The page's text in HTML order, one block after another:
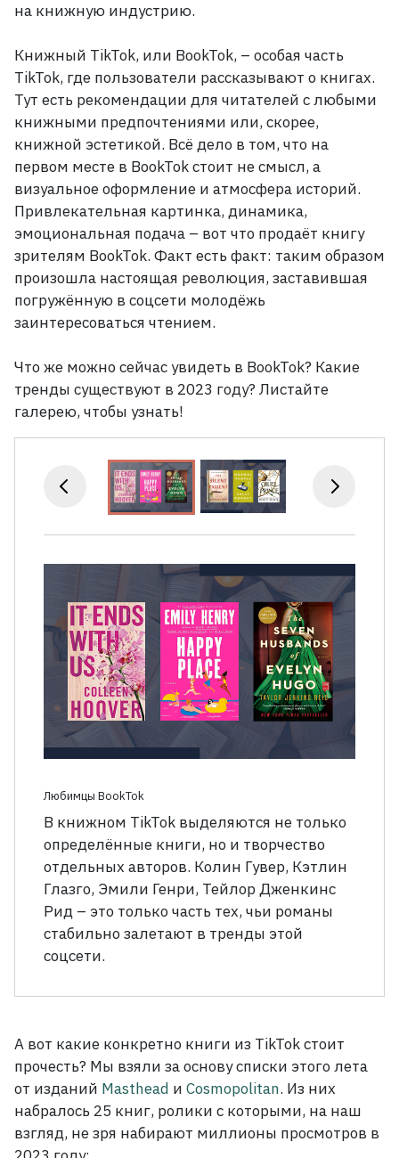
на книжную индустрию.
Книжный TikTok, или BookTok, – особая часть
TikTok, где пользователи рассказывают о книгах.
Тут есть рекомендации для читателей с любыми
книжными предпочтениями или, скорее,
книжной эстетикой. Всё дело в том, что на
первом месте в BookTok стоит не смысл, а
визуальное оформление и атмосфера историй.
Привлекательная картинка, динамика,
эмоциональная подача – вот что продаёт книгу
зрителям BookTok. Факт есть факт: таким образом
произошла настоящая революция, заставившая
погружённую в соцсети молодёжь
заинтересоваться чтением.
Что же можно сейчас увидеть в BookTok? Какие
тренды существуют в 2023 году? Листайте
галерею, чтобы узнать!
Любимцы BookTok
В книжном TikTok выделяются не только
определённые книги, но и творчество
отдельных авторов. Колин Гувер, Кэтлин
Глазго, Эмили Генри, Тейлор Дженкинс
Рид – это только часть тех, чьи романы
стабильно залетают в тренды этой
соцсети.
А вот какие конкретно книги из TikTok стоит
прочесть? Мы взяли за основу списки этого лета
от изданий Masthead и Cosmopolitan. Из них
набралось 25 книг, ролики с которыми, на наш
взгляд, не зря набирают миллионы просмотров в